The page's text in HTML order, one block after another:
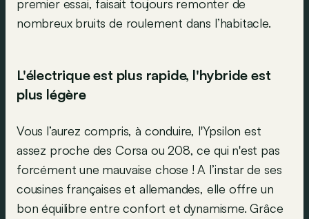
premier essai, faisait toujours remonter de
nombreux bruits de roulement dans l’habitacle.
L'électrique est plus rapide, l'hybride est
plus légère
Vous l’aurez compris, à conduire, l'Ypsilon est
assez proche des Corsa ou 208, ce qui n'est pas
forcément une mauvaise chose ! A l’instar de ses
cousines françaises et allemandes, elle offre un
bon équilibre entre confort et dynamisme. Grâce